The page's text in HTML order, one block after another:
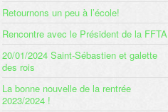
Retournons un peu à l’école!
Rencontre avec le Président de la FFTA
20/01/2024 Saint-Sébastien et galette
des rois
La bonne nouvelle de la rentrée
2023/2024 !